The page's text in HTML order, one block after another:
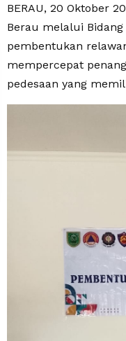
BERAU, 20 Oktober
Berau melalui
pembentukan
mempercepat
pedesaan yang